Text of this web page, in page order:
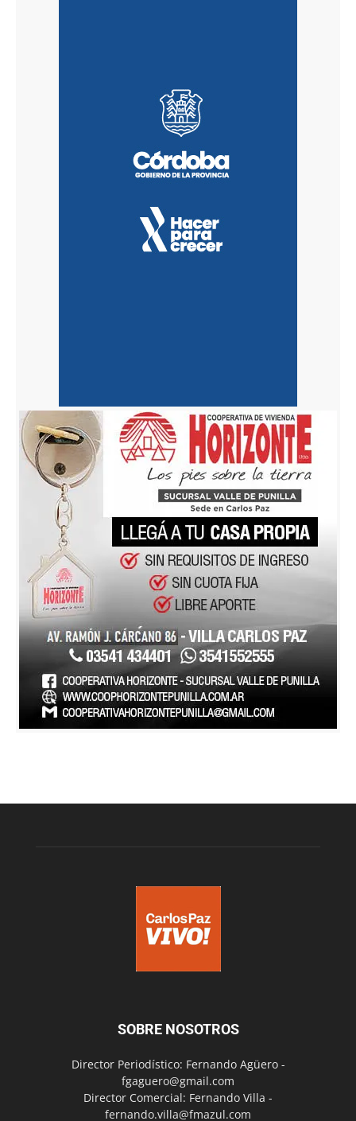
SOBRE NOSOTROS
Director Periodístico: Fernando Agüero -
fgaguero@gmail.com
Director Comercial: Fernando Villa -
fernando.villa@fmazul.com